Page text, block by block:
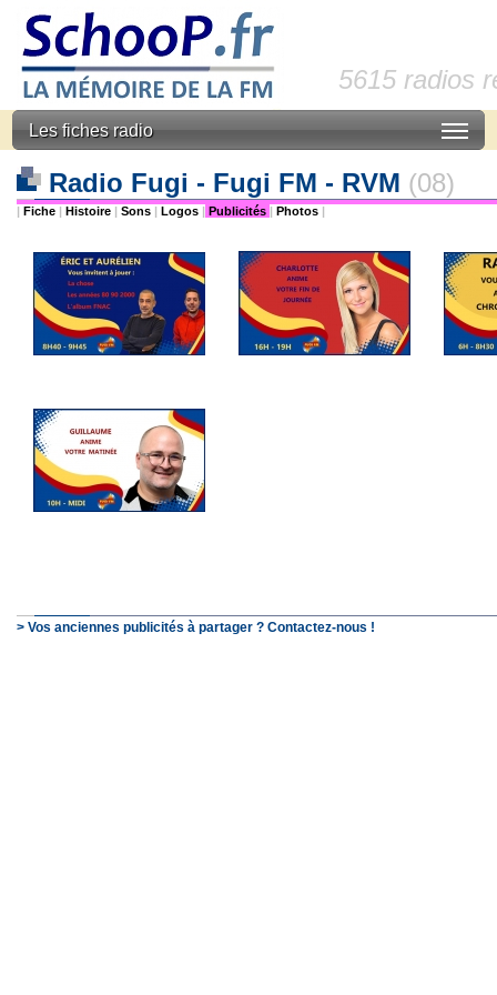
5615 radios
Les fiches radio
Radio Fugi - Fugi FM - RVM (08)
| Fiche | Histoire | Sons | Logos | Publicités | Photos |
> Vos anciennes publicités à partager ? Contactez-nous !